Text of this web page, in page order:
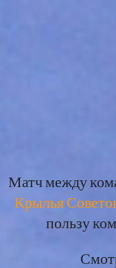
Матч между
Крылья
пользу